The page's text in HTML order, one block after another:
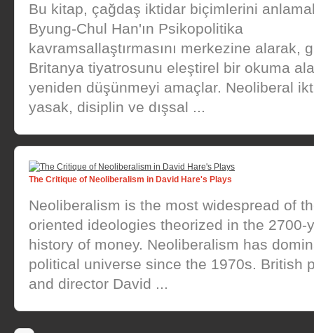
Bu kitap, çağdaş iktidar biçimlerini
Byung-Chul Han'ın Psikopolitika
kavramsallaştırmasını merkezine alarak,
Britanya tiyatrosunu eleştirel bir okuma
yeniden düşünmeyi amaçlar. Neoliberal
yasak, disiplin ve dışsal ...
The Critique of Neoliberalism in David Hare's Plays
Neoliberalism is the most widespread of
oriented ideologies theorized in the 2700-
history of money. Neoliberalism has
political universe since the 1970s. British
and director David ...